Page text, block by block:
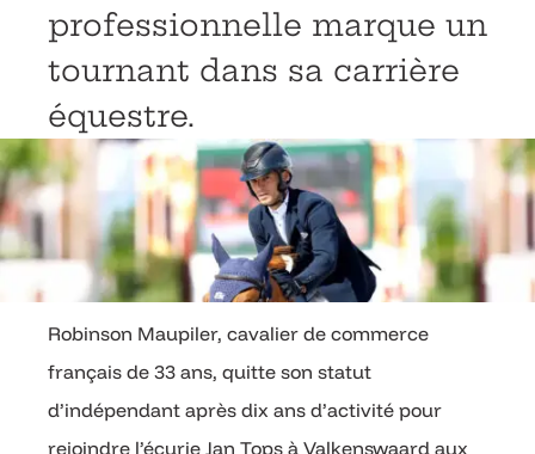
professionnelle marque un
tournant dans sa carrière
équestre.
Robinson Maupiler, cavalier de commerce
français de 33 ans, quitte son statut
d’indépendant après dix ans d’activité pour
rejoindre l’écurie Jan Tops à Valkenswaard aux